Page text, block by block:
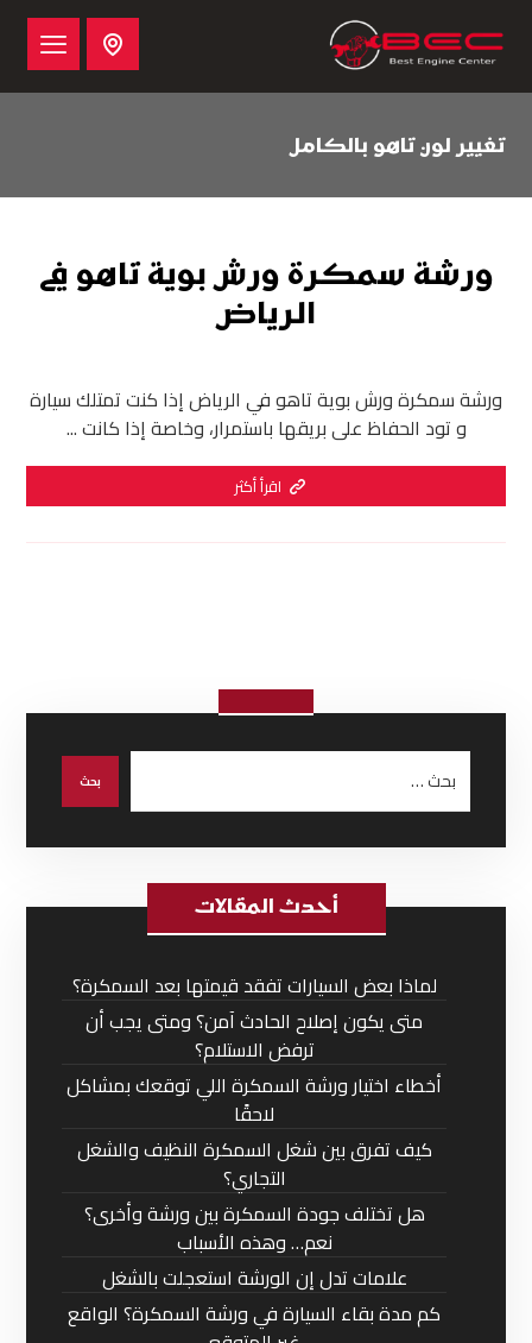
تغيير لون تاهو بالكامل
ورشة سمكرة ورش بوية تاهو في
الرياض
ورشة سمكرة ورش بوية تاهو في الرياض إذا كنت تمتلك سيارة
و تود الحفاظ على بريقها باستمرار، وخاصة إذا كانت ...
اقرأ أكثر
أحدث المقالات
لماذا بعض السيارات تفقد قيمتها بعد السمكرة؟
متى يكون إصلاح الحادث آمن؟ ومتى يجب أن
ترفض الاستلام؟
أخطاء اختيار ورشة السمكرة اللي توقعك بمشاكل
لاحقًا
كيف تفرق بين شغل السمكرة النظيف والشغل
التجاري؟
هل تختلف جودة السمكرة بين ورشة وأخرى؟
نعم… وهذه الأسباب
علامات تدل إن الورشة استعجلت بالشغل
كم مدة بقاء السيارة في ورشة السمكرة؟ الواقع